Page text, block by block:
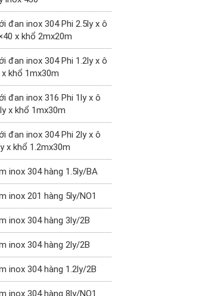
đan inox 304 Phi 2.5ly x ô
x khổ 2mx20m
đan inox 304 Phi 1.2ly x ô
x khổ 1mx30m
đan inox 316 Phi 1ly x ô
x khổ 1mx30m
đan inox 304 Phi 2ly x ô
x khổ 1.2mx30m
inox 304 hàng 1.5ly/BA
inox 201 hàng 5ly/NO1
inox 304 hàng 3ly/2B
inox 304 hàng 2ly/2B
inox 304 hàng 1.2ly/2B
inox 304 hàng 8ly/NO1